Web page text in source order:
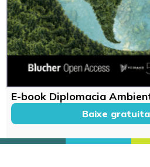
E-book Diplomacia
Baixe